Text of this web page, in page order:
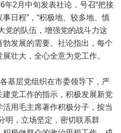
年2月中旬发表社论，号召“把接
日程”，“积极地、较多地、慎
党的队伍，增强党的战斗力这
发展的需要。社论指出，每个
壮大，全心全意为党工作。
基层党组织在市委领导下，严
党工作的指示，积极发展新党
用毛主席著作积极分子，按当
明，立场坚定，密切联系群